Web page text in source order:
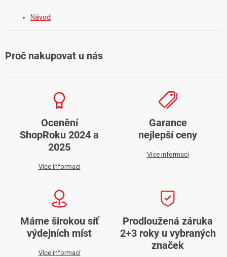
Návod
Proč nakupovat u nás
Ocenění
ShopRoku 2024 a
2025
Více informací
Garance
nejlepší ceny
Více informací
Máme širokou síť
výdejních míst
Více informací
Prodloužená záruka
2+3 roky u vybraných
značek